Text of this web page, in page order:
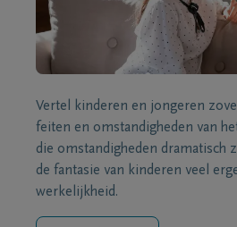
Vertel kinderen en jongeren
feiten en omstandigheden van
die omstandigheden dramatisch
de fantasie van kinderen veel
werkelijkheid.